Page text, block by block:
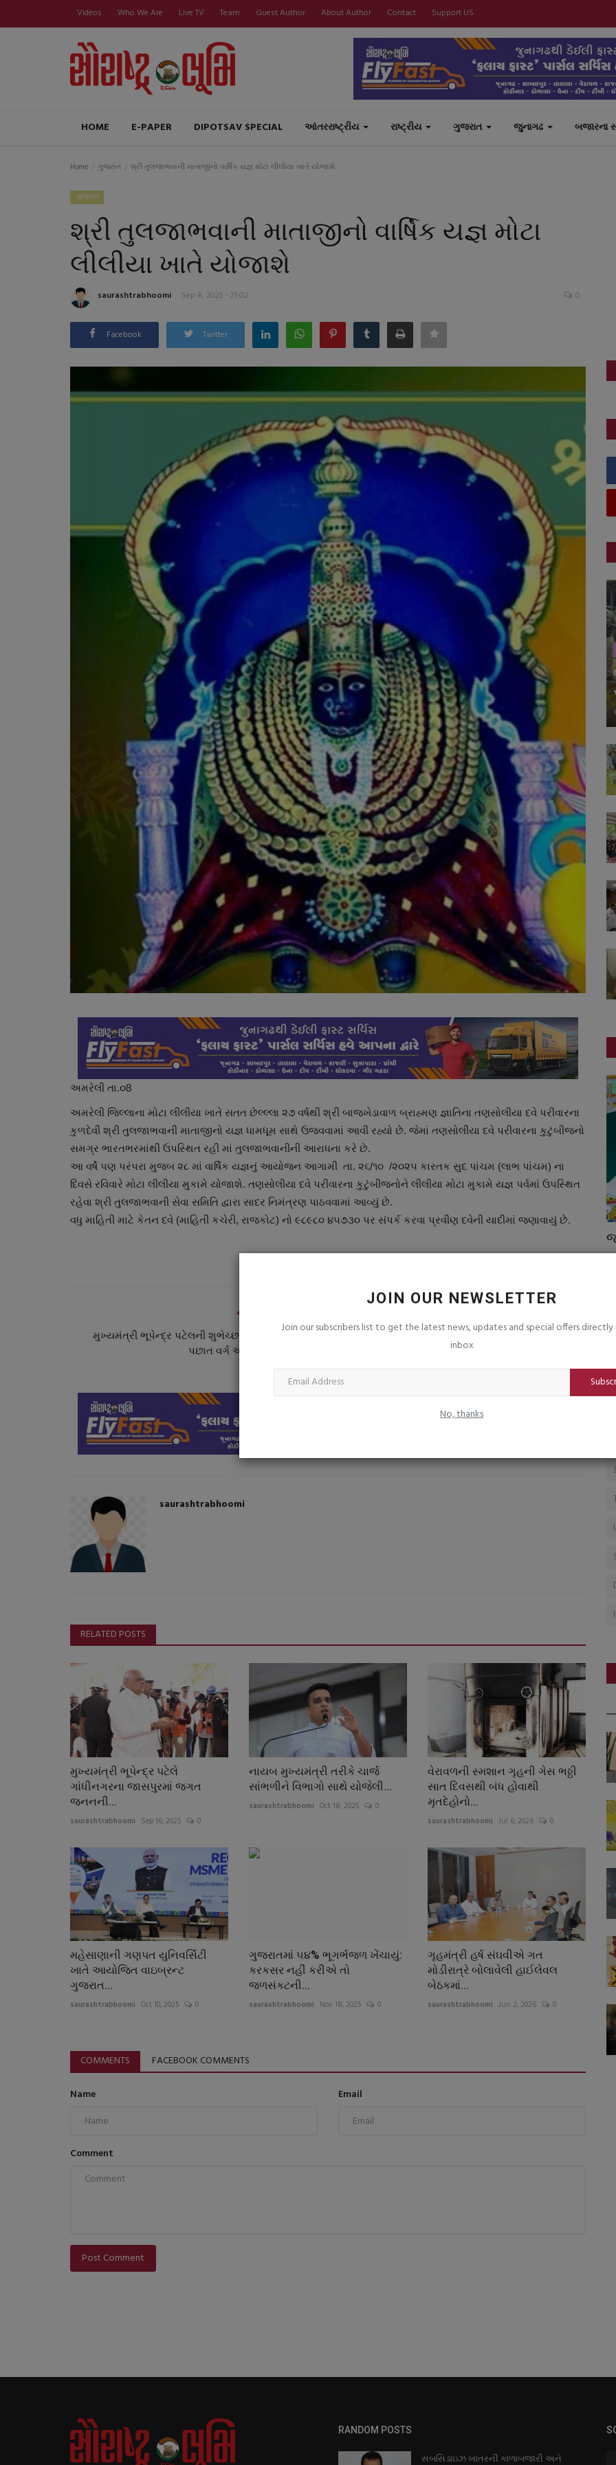
Videos Who We Are Live TV Team Guest Author About Author Contact Support US
HOME E-PAPER DIPOTSAV SPECIAL આંતરરાષ્ટ્રીય રાષ્ટ્રીય ગુજરાત જુનાગઢ બજારના
JOIN OUR NEWSLETTER
Join our subscribers list to get the latest news, updates and special offers directly
inbox
No, thanks
Home ગુજરાત શ્રી તુલજાભવાની માતાજીનો વાર્ષિક યજ્ઞ મોટા લીલીયા ખાતે યોજાશે
ગુજરાત
શ્રી તુલજાભવાની માતાજીનો વાર્ષિક યજ્ઞ મોટા
લીલીયા ખાતે યોજાશે
saurashtrabhoomi Sep 8, 2025 - 21:02 0
Facebook Twitter
અમરેલી તા.૦8
અમરેલી જિલ્લાના મોટા લીલીયા ખાતે સતત છેલ્લ્લા ૨૭ વર્ષથી શ્રી બાજખેડાવાળ બ્રાહ્મણ જ્ઞાતિના તણસોલીયા દવે પરીવારના
કુળદેવી શ્રી તુલજાભવાની માતાજીનો યજ્ઞ ધામધૂમ સાથે ઉજવવામાં આવી રહ્યો છે. જેમાં તણસોલીયા દવે પરીવારના કુટુંબીજનો
સમગ્ર ભારતભરમાંથી ઉપસ્થિત રહી માં તુલજાભવાનીની આરાધના કરે છે.
આ વર્ષે પણ પરંપરા મુજબ ૨૮ માં વાર્ષિક યજ્ઞનું આયોજન આગામી તા. ૨૬/૧૦ /૨૦૨૫ કારતક સુદ પાંચમ (લાભ પાંચમ) ના
દિવસે રવિવારે મોટા લીલીયા મુકામે યોજાશે. તણસોલીયા દવે પરીવારના કુટુંબીજનોને લીલીયા મોટા મુકામે યજ્ઞ પર્વમાં ઉપસ્થિત
રહેવા શ્રી તુલજાભવાની સેવા સમિતિ દ્વારા સાદર નિમંત્રણ પાઠવવામાં આવ્યું છે.
વધુ માહિતી માટે કેતન દવે (માહિતી કચેરી, રાજકોટ) નો ૯૮૯૮૦ ૪૫૭૩૦ પર સંપર્ક કરવા પ્રવીણ દવેની યાદીમાં જણાવાયું છે.
મુખ્યમંત્રી ભૂપેન્દ્ર પટેલની શુભેચ્છા મુલાકાતે રાષ્ટ્રીય
પછાત વર્ગ આયોગના અધ્યક્ષ...
સમાજ-સંસ્કૃતિ, માતૃભાષા,ધર્મ-ધર્માંતરણ, ઘૂસણખોરી-ડ્રગ્સના
દુષણ સહિતના મુદ્દે રાષ્ટ્રીય...
saurashtrabhoomi
RELATED POSTS
મુખ્યમંત્રી ભૂપેન્દ્ર પટેલે
ગાંધીનગરના જાસપુરમાં જગત
જનનની...
saurashtrabhoomi Sep 16, 2025 0
નાયબ મુખ્યમંત્રી તરીકે ચાર્જ
સાંભળીને વિભાગો સાથે યોજેલી...
saurashtrabhoomi Oct 18, 2025 0
વેરાવળની સ્મશાન ગૃહની ગેસ ભઠ્ઠી
સાત દિવસથી બંધ હોવાથી
મૃતદેહોનો...
saurashtrabhoomi Jul 6, 2026 0
મહેસાણાની ગણપત યુનિવર્સિટી
ખાતે આયોજિત વાઇબ્રન્ટ
ગુજરાત...
saurashtrabhoomi Oct 10, 2025 0
ગુજરાતમાં ૫૪% ભૂગર્ભજળ ખેંચાયું:
કરકસર નહીં કરીએ તો
જળસંકટની...
saurashtrabhoomi Nov 18, 2025 0
ગૃહમંત્રી હર્ષ સંઘવીએ ગત
મોડીરાત્રે બોલાવેલી હાઈલેવલ
બેઠકમાં...
saurashtrabhoomi Jun 2, 2026 0
COMMENTS FACEBOOK COMMENTS
Name Email
Comment
Post Comment
ગુનાખોરી
પાંજરે પુરાયો
-
RANDOM POSTS
સબસિડાઇઝ ખાતરની કાળાબજારી અને